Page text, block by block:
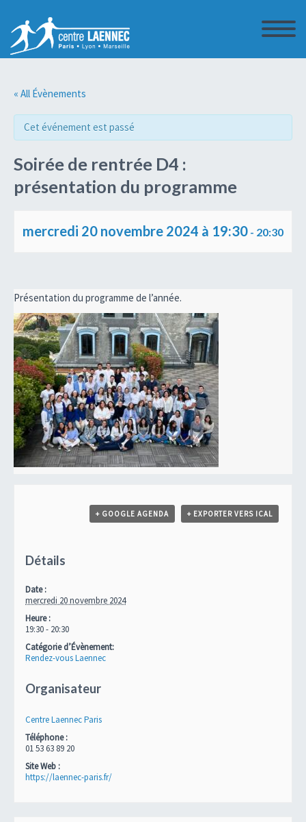
« All Évènements
Cet événement est passé
Soirée de rentrée D4 :
présentation du programme
mercredi 20 novembre 2024 à 19:30 - 20:30
Évènement
Présentation du programme de l’année.
+ GOOGLE AGENDA + EXPORTER VERS ICAL
Détails
Date :
mercredi 20 novembre 2024
Heure :
19:30 - 20:30
Catégorie d’Évènement:
Rendez-vous Laennec
Organisateur
Centre Laennec Paris
Téléphone :
01 53 63 89 20
Site Web :
https://laennec-paris.fr/